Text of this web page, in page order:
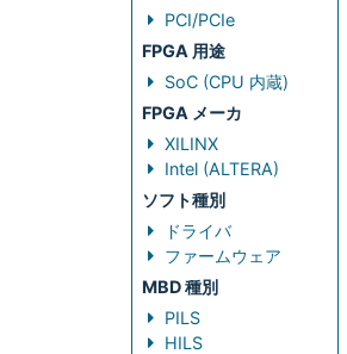
PCI/PCIe
FPGA 用途
SoC (CPU 内蔵)
FPGA メーカ
XILINX
Intel (ALTERA)
ソフト種別
ドライバ
ファームウェア
MBD 種別
PILS
HILS